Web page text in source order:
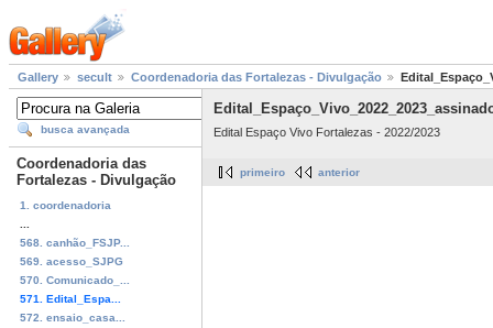
Gallery secult Coordenadoria das Fortalezas - Divulgação
busca avançada
Coordenadoria das
Fortalezas - Divulgação
1. coordenadoria
568. canhão_FSJP...
569. acesso_SJPG
570. Comunicado_...
571. Edital_Espa...
572. ensaio_casa...
Edital Espaço Vivo Fortalezas - 2022/2023
primeiro anterior